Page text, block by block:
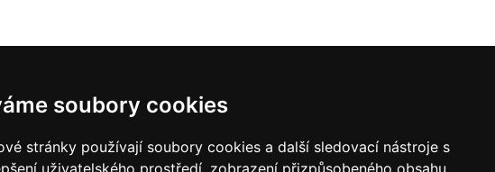
soubory cookies
stránky používají soubory cookies a další sledovací nástroje s
uživatelského prostředí, zobrazení přizpůsobeného obsahu